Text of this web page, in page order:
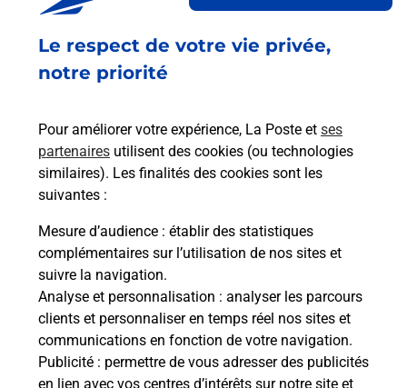
Le respect de votre vie privée,
notre priorité
Pour améliorer votre expérience, La Poste et ses
partenaires utilisent des cookies (ou technologies
similaires). Les finalités des cookies sont les
suivantes :
Mesure d’audience : établir des statistiques
complémentaires sur l’utilisation de nos sites et
suivre la navigation.
Analyse et personnalisation : analyser les parcours
clients et personnaliser en temps réel nos sites et
communications en fonction de votre navigation.
Publicité : permettre de vous adresser des publicités
en lien avec vos centres d’intérêts sur notre site et
jusqu'à 09h00
350 RUE DE LA REPUBLIQUE
01110 HAUTEVILLE LOMPNES
Malin !
La Poste
en ligne
Ouvert 24h/24
En savoir plus